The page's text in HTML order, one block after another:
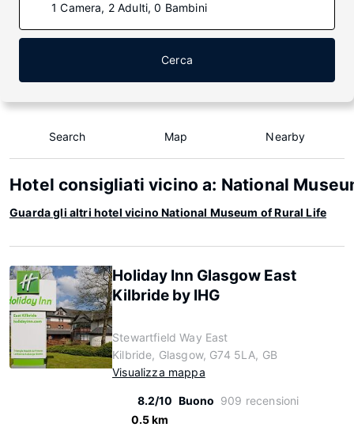
1 Camera, 2 Adulti, 0 Bambini
Cerca
Search Map Nearby
Hotel consigliati vicino a: National
Guarda gli altri hotel vicino National Museum of Rural Life
Holiday Inn Glasgow East
Kilbride by IHG
Stewartfield Way East
Kilbride, Glasgow, G74 5LA, GB
Visualizza mappa
8.2/10 Buono 909 recensioni
0.5 km